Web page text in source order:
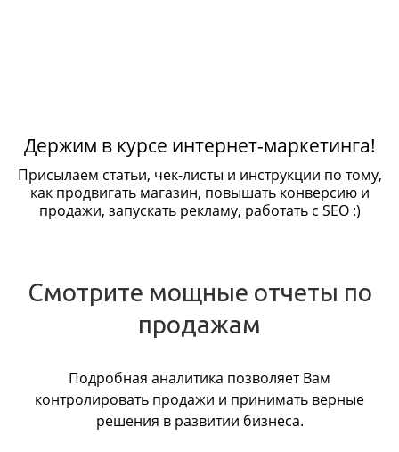
Держим в курсе интернет-маркетинга!
Присылаем статьи, чек-листы и инструкции по тому,
как продвигать магазин, повышать конверсию и
продажи, запускать рекламу, работать с SEO :)
Смотрите мощные отчеты по
продажам
Подробная аналитика позволяет Вам
контролировать продажи и принимать верные
решения в развитии бизнеса.